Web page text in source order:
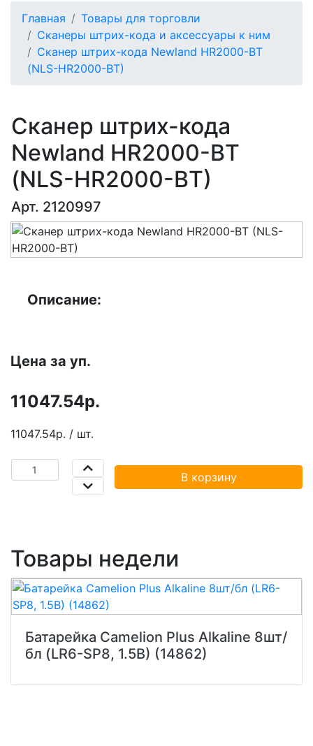
Главная
Товары для торговли
Сканеры штрих-кода и аксессуары к ним
Сканер штрих-кода Newland HR2000-BT
(NLS-HR2000-BT)
Сканер штрих-кода
Newland HR2000-BT
(NLS-HR2000-BT)
Арт. 2120997
Описание:
Цена за уп.
11047.54р.
11047.54р. / шт.
В корзину
Товары недели
Батарейка Camelion Plus Alkaline 8шт/
бл (LR6-SP8, 1.5В) (14862)